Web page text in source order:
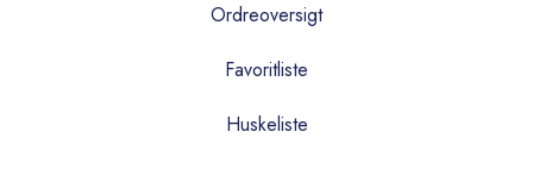
Ordreoversigt
Favoritliste
Huskeliste